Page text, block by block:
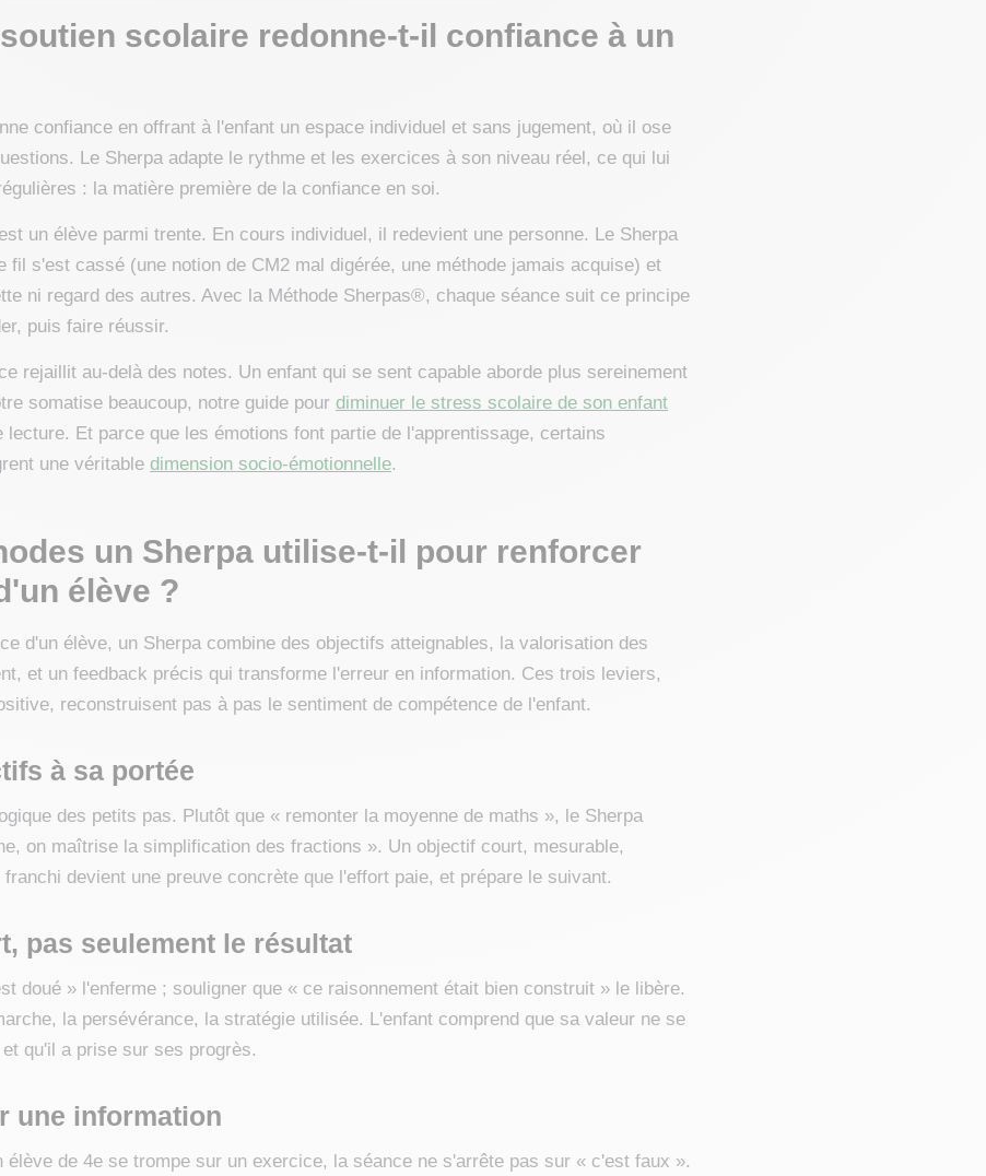
scolaire redonne-t-il confiance à un
confiance en offrant à l'enfant un espace individuel et sans jugement, où il ose
Le Sherpa adapte le rythme et les exercices à son niveau réel, ce qui lui
: la matière première de la confiance en soi.
un élève parmi trente. En cours individuel, il redevient une personne. Le Sherpa
fil s'est cassé (une notion de CM2 mal digérée, une méthode jamais acquise) et
ni regard des autres. Avec la Méthode Sherpas®, chaque séance suit ce principe
puis faire réussir.
rejaillit au-delà des notes. Un enfant qui se sent capable aborde plus sereinement
somatise beaucoup, notre guide pour diminuer le stress scolaire de son enfant
lecture. Et parce que les émotions font partie de l'apprentissage, certains
une véritable dimension socio-émotionnelle.
un Sherpa utilise-t-il pour renforcer
élève ?
d'un élève, un Sherpa combine des objectifs atteignables, la valorisation des
et un feedback précis qui transforme l'erreur en information. Ces trois leviers,
reconstruisent pas à pas le sentiment de compétence de l'enfant.
à sa portée
des petits pas. Plutôt que « remonter la moyenne de maths », le Sherpa
on maîtrise la simplification des fractions ». Un objectif court, mesurable,
franchi devient une preuve concrète que l'effort paie, et prépare le suivant.
pas seulement le résultat
doué » l'enferme ; souligner que « ce raisonnement était bien construit » le libère.
la persévérance, la stratégie utilisée. L'enfant comprend que sa valeur ne se
qu'il a prise sur ses progrès.
une information
élève de 4e se trompe sur un exercice, la séance ne s'arrête pas sur « c'est faux ».